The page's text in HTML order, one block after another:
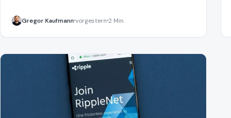
Gregor Kaufmannvorgestern 2 Min.